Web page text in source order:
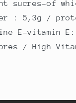
sucres-of
: 5,3g /
E-vitamin E:
/ High